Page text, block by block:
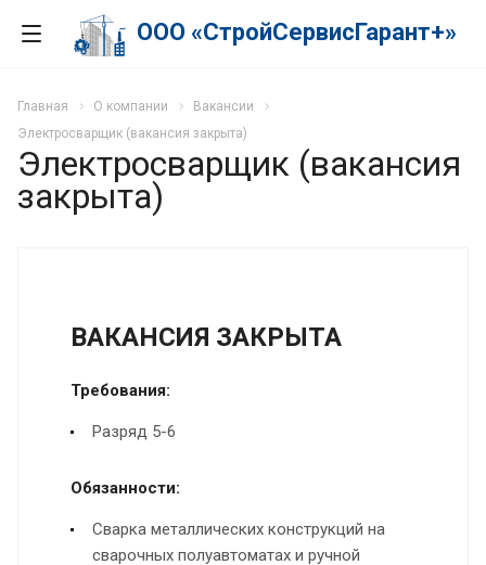
ООО «СтройСервисГарант+»
Главная О компании
Вакансии
Электросварщик (вакансия закрыта)
Электросварщик (вакансия
закрыта)
ВАКАНСИЯ ЗАКРЫТА
Требования:
Разряд 5-6
Обязанности:
Сварка металлических конструкций на
сварочных полуавтоматах и ручной